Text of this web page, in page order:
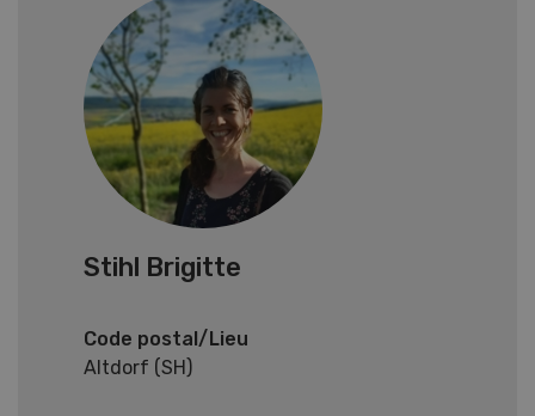
Stihl Brigitte
Code postal/Lieu
Altdorf (SH)